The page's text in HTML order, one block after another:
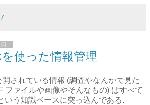
使った情報管理
開されている情報 (調査やなんかで見た
ファイルや画像やそんなもの) はすべて
いう知識ベースに突っ込んである.